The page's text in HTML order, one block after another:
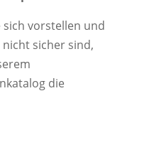
sich vorstellen und
sicher sind,
die